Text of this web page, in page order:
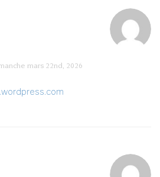
mars 22nd, 2026